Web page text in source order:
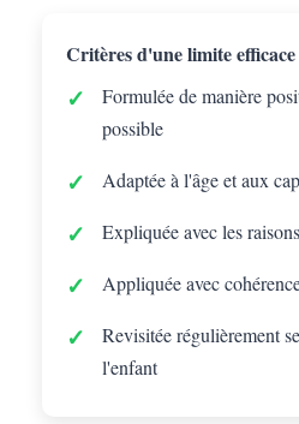
Critères d'une limite
Formulée de manière
possible
Adaptée à l'âge et aux
Expliquée avec les
Appliquée avec
Revisitée régulièrement
l'enfant